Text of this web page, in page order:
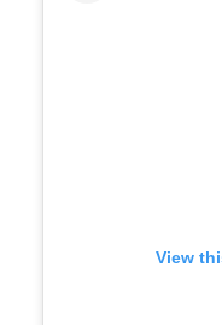
View